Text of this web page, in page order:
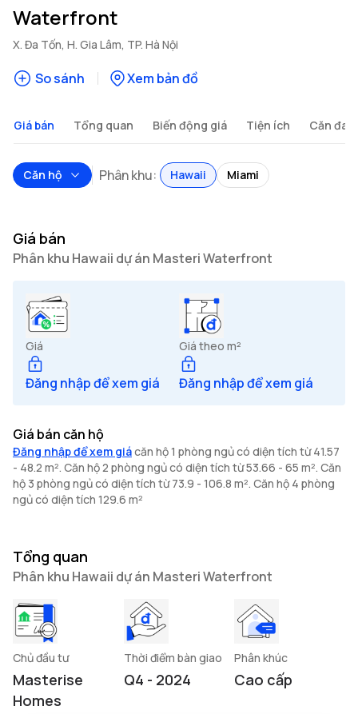
Waterfront
So sánh Xem bản đồ
X. Đa Tốn, H. Gia Lâm, TP. Hà Nội
Giá bán Tổng quan Biến động giá Tiện ích Căn
Căn hộ Phân khu: Hawaii Miami
Giá bán
Phân khu Hawaii dự án Masteri Waterfront
Giá
Đăng nhập để xem giá
Giá theo m²
Đăng nhập để xem giá
Giá bán căn hộ
Đăng nhập để xem giácăn hộ 1 phòng ngủ có diện tích từ 41.57
- 48.2 m². Căn hộ 2 phòng ngủ có diện tích từ 53.66 - 65 m². Căn
hộ 3 phòng ngủ có diện tích từ 73.9 - 106.8 m². Căn hộ 4 phòng
ngủ có diện tích 129.6 m²
Tổng quan
Phân khu Hawaii dự án Masteri Waterfront
Chủ đầu tư
Masterise
Homes
Thời điểm bàn giao
Q4 - 2024
Phân khúc
Cao cấp